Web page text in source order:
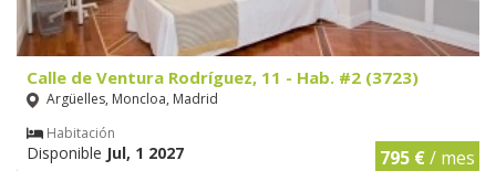
Calle de Ventura Rodríguez, 11 - Hab. #2 (3723)
Argüelles, Moncloa, Madrid
Habitación
Disponible Jul, 1 2027 795 €/ mes